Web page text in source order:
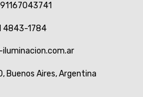
4843-1784
Buenos Aires, Argentina